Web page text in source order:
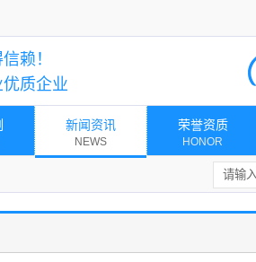
赖！
质企业
新闻资讯
NEWS
荣誉资质
HONOR